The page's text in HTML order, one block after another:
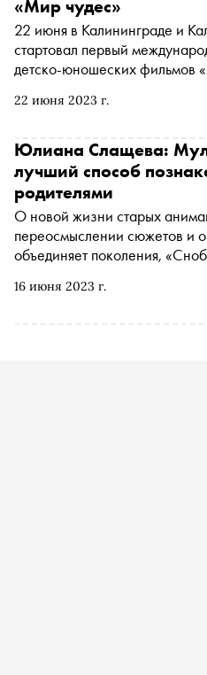
22 июня 2023 г.
«Мир чудес»
22 июня в Калининграде и
стартовал первый
детско-юношеских фильмов
поддержке Министерства
области и АНО
16 июня 2023 г.
Юлиана Слащева:
лучший способ
родителями
О новой жизни старых
переосмыслении сюжетов и
объединяет поколения,
Юлиана Слащева, участница